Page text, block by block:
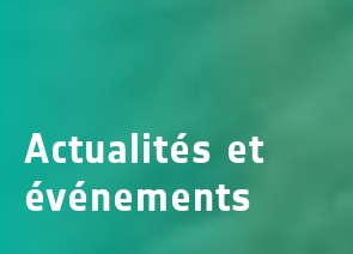
Actualités et
événements